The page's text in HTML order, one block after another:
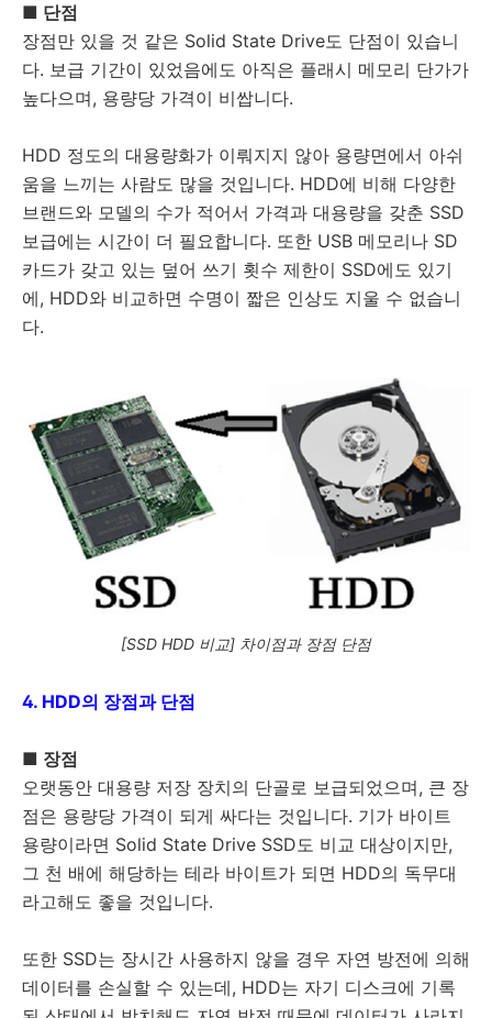
■ 단점
장점만 있을 것 같은 Solid State Drive도 단점이 있습니
다. 보급 기간이 있었음에도 아직은 플래시 메모리 단가가
높다으며, 용량당 가격이 비쌉니다.
HDD 정도의 대용량화가 이뤄지지 않아 용량면에서 아쉬
움을 느끼는 사람도 많을 것입니다. HDD에 비해 다양한
브랜드와 모델의 수가 적어서 가격과 대용량을 갖춘 SSD
보급에는 시간이 더 필요합니다. 또한 USB 메모리나 SD
카드가 갖고 있는 덮어 쓰기 횟수 제한이 SSD에도 있기
에, HDD와 비교하면 수명이 짧은 인상도 지울 수 없습니
다.
[SSD HDD 비교] 차이점과 장점 단점
4. HDD의 장점과 단점
■ 장점
오랫동안 대용량 저장 장치의 단골로 보급되었으며, 큰 장
점은 용량당 가격이 되게 싸다는 것입니다. 기가 바이트
용량이라면 Solid State Drive SSD도 비교 대상이지만,
그 천 배에 해당하는 테라 바이트가 되면 HDD의 독무대
라고해도 좋을 것입니다.
또한 SSD는 장시간 사용하지 않을 경우 자연 방전에 의해
데이터를 손실할 수 있는데, HDD는 자기 디스크에 기록